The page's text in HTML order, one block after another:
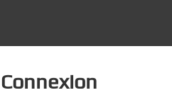
Connexion